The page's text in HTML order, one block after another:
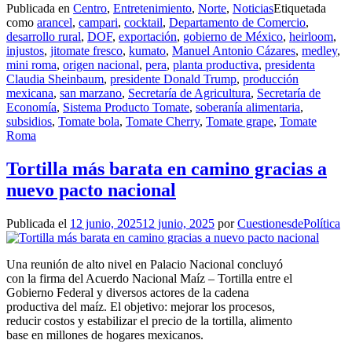
Publicada en Centro, Entretenimiento, Norte, NoticiasEtiquetada
como arancel, campari, cocktail, Departamento de Comercio,
desarrollo rural, DOF, exportación, gobierno de México, heirloom,
injustos, jitomate fresco, kumato, Manuel Antonio Cázares, medley,
mini roma, origen nacional, pera, planta productiva, presidenta
Claudia Sheinbaum, presidente Donald Trump, producción
mexicana, san marzano, Secretaría de Agricultura, Secretaría de
Economía, Sistema Producto Tomate, soberanía alimentaria,
subsidios, Tomate bola, Tomate Cherry, Tomate grape, Tomate
Roma
Tortilla más barata en camino gracias a
nuevo pacto nacional
Publicada el 12 junio, 202512 junio, 2025 porCuestionesdePolítica
Una reunión de alto nivel en Palacio Nacional concluyó
con la firma del Acuerdo Nacional Maíz – Tortilla entre el
Gobierno Federal y diversos actores de la cadena
productiva del maíz. El objetivo: mejorar los procesos,
reducir costos y estabilizar el precio de la tortilla, alimento
base en millones de hogares mexicanos.